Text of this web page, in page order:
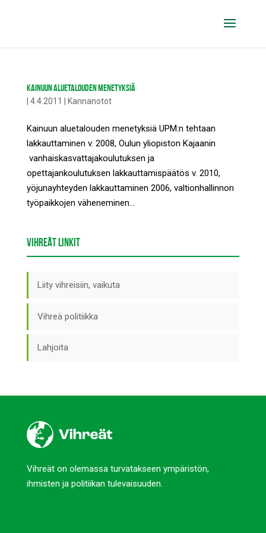
KAINUUN ALUETALOUDEN MENETYKSIÄ
4.4.2011 Kannanotot
Kainuun aluetalouden menetyksiä UPM:n tehtaan
lakkauttaminen v. 2008, Oulun yliopiston Kajaanin
vanhaiskasvattajakoulutuksen ja
opettajankoulutuksen lakkauttamispäätös v. 2010,
yöjunayhteyden lakkauttaminen 2006, valtionhallinnon
työpaikkojen väheneminen...
VIHREÄT LINKIT
Liity vihreisiin, vaikuta
Vihreä politiikka
Lahjoita
Vihreät on olemassa turvatakseen ympäristön,
ihmisten ja politiikan tulevaisuuden.